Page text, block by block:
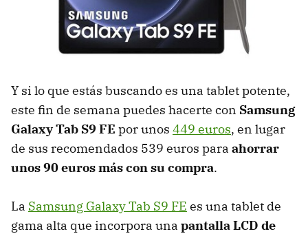
Y si lo que estás buscando es una tablet potente,
este fin de semana puedes hacerte con Samsung
Galaxy Tab S9 FE por unos 449 euros, en lugar
de sus recomendados 539 euros para ahorrar
unos 90 euros más con su compra.
La Samsung Galaxy Tab S9 FE es una tablet de
gama alta que incorpora una pantalla LCD de